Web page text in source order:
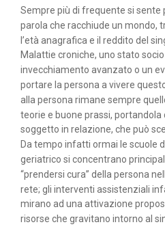
Sempre più di frequente si sente
parola che racchiude un mondo,
l’età anagrafica e il reddito del
Malattie croniche, uno stato
invecchiamento avanzato o un
portare la persona a vivere
alla persona rimane sempre
teorie e buone prassi, portandola
soggetto in relazione, che può
Da tempo infatti ormai le scuole
geriatrico si concentrano
“prendersi cura” della persona
rete; gli interventi assistenziali
mirano ad una attivazione
risorse che gravitano intorno al